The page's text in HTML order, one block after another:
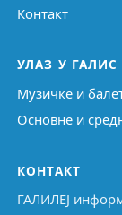
Контакт
УЛАЗ У ГАЛИС
Музичке и
Основне и
КОНТАКТ
ГАЛИЛЕЈ